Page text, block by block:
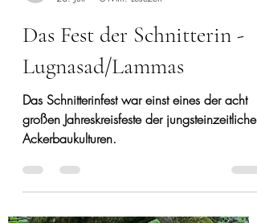
28. Juli
6 Min. Lesezeit
Das Fest der Schnitterin -
Lugnasad/Lammas
Das Schnitterinfest war einst eines der acht
Ackerbaukulturen.